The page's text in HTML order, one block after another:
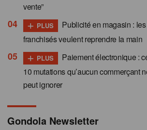
vente”
+ PLUS
Publicité en magasin : les
franchisés veulent reprendre la main
+ PLUS
Paiement électronique :
10 mutations qu’aucun commerçant
peut ignorer
Gondola Newsletter